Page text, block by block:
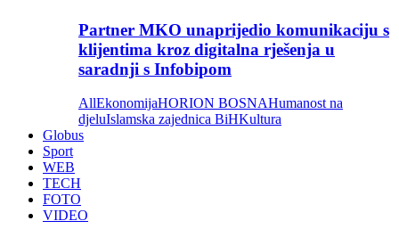
Partner MKO unaprijedio komunikaciju s
klijentima kroz digitalna rješenja u
saradnji s Infobipom
AllEkonomijaHORION BOSNAHumanost na
djeluIslamska zajednica BiHKultura
Globus
Sport
WEB
TECH
FOTO
VIDEO